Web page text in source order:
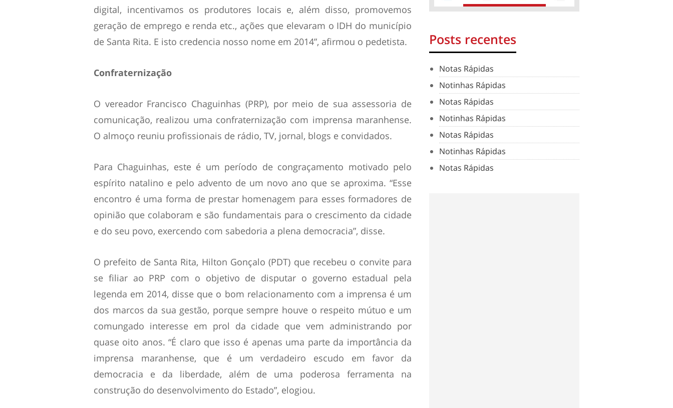
digital, incentivamos os produtores locais e, além disso, promovemos
geração de emprego e renda etc., ações que elevaram o IDH do município
de Santa Rita. E isto credencia nosso nome em 2014”, afirmou o pedetista.
Confraternização
O vereador Francisco Chaguinhas (PRP), por meio de sua assessoria de
comunicação, realizou uma confraternização com imprensa maranhense.
O almoço reuniu profissionais de rádio, TV, jornal, blogs e convidados.
Para Chaguinhas, este é um período de congraçamento motivado pelo
espírito natalino e pelo advento de um novo ano que se aproxima. “Esse
encontro é uma forma de prestar homenagem para esses formadores de
opinião que colaboram e são fundamentais para o crescimento da cidade
e do seu povo, exercendo com sabedoria a plena democracia”, disse.
O prefeito de Santa Rita, Hilton Gonçalo (PDT) que recebeu o convite para
se filiar ao PRP com o objetivo de disputar o governo estadual pela
legenda em 2014, disse que o bom relacionamento com a imprensa é um
dos marcos da sua gestão, porque sempre houve o respeito mútuo e um
comungado interesse em prol da cidade que vem administrando por
quase oito anos. “É claro que isso é apenas uma parte da importância da
imprensa maranhense, que é um verdadeiro escudo em favor da
democracia e da liberdade, além de uma poderosa ferramenta na
construção do desenvolvimento do Estado”, elogiou.
Posts recentes
Notas Rápidas
Notinhas Rápidas
Notas Rápidas
Notinhas Rápidas
Notas Rápidas
Notinhas Rápidas
Notas Rápidas